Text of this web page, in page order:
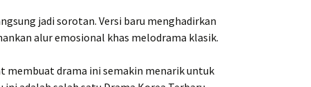
jadi sorotan. Versi baru menghadirkan
alur emosional khas melodrama klasik.
membuat drama ini semakin menarik untuk